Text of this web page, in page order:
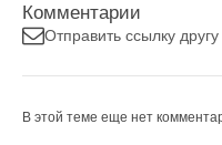
Комментарии
Отправить ссылку другу
В этой теме еще нет